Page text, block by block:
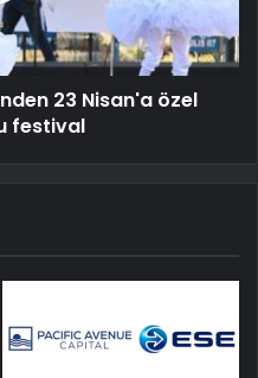
23 Nisan'a özel
festival